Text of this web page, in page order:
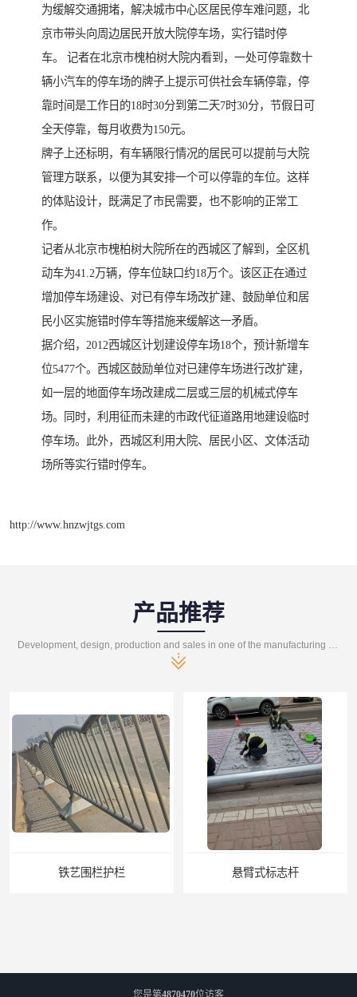
为缓解交通拥堵，解决城市中心区居民停车难问题，北
京市带头向周边居民开放大院停车场，实行错时停
车。 记者在北京市槐柏树大院内看到，一处可停靠数十
辆小汽车的停车场的牌子上提示可供社会车辆停靠，停
靠时间是工作日的18时30分到第二天7时30分，节假日可
全天停靠，每月收费为150元。
牌子上还标明，有车辆限行情况的居民可以提前与大院
管理方联系，以便为其安排一个可以停靠的车位。这样
的体贴设计，既满足了市民需要，也不影响的正常工
作。
记者从北京市槐柏树大院所在的西城区了解到，全区机
动车为41.2万辆，停车位缺口约18万个。该区正在通过
增加停车场建设、对已有停车场改扩建、鼓励单位和居
民小区实施错时停车等措施来缓解这一矛盾。
据介绍，2012西城区计划建设停车场18个，预计新增车
位5477个。西城区鼓励单位对已建停车场进行改扩建，
如一层的地面停车场改建成二层或三层的机械式停车
场。同时，利用征而未建的市政代征道路用地建设临时
停车场。此外，西城区利用大院、居民小区、文体活动
场所等实行错时停车。
http://www.hnzwjtgs.com
产品推荐
悬臂式标志杆 F型悬臂式交通标志杆
您是第4870470位访客